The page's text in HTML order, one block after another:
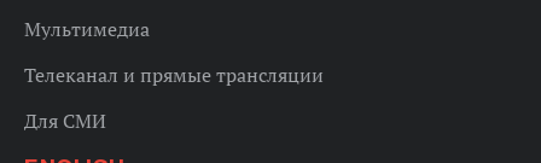
Мультимедиа
Телеканал и прямые трансляции
Для СМИ